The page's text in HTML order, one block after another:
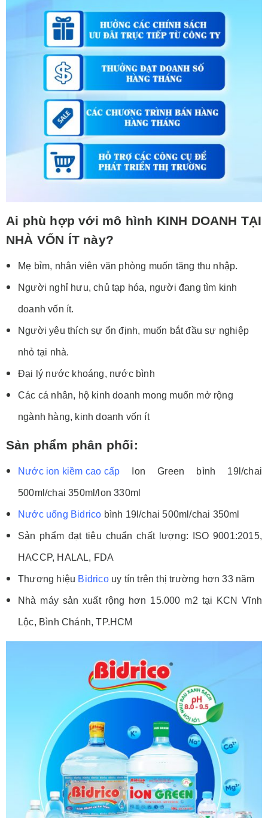
Ai phù hợp với mô hình KINH DOANH TẠI
NHÀ VỐN ÍT này?
Mẹ bỉm, nhân viên văn phòng muốn tăng thu nhập.
Người nghỉ hưu, chủ tạp hóa, người đang tìm kinh
doanh vốn ít.
Người yêu thích sự ổn định, muốn bắt đầu sự nghiệp
nhỏ tại nhà.
Đại lý nước khoáng, nước bình
Các cá nhân, hộ kinh doanh mong muốn mở rộng
ngành hàng, kinh doanh vốn ít
Sản phẩm phân phối:
Nước ion kiềm cao cấp Ion Green bình 19l/chai
500ml/chai 350ml/lon 330ml
Nước uống Bidrico bình 19l/chai 500ml/chai 350ml
Sản phẩm đạt tiêu chuẩn chất lượng: ISO 9001:2015,
HACCP, HALAL, FDA
Thương hiệu Bidricouy tín trên thị trường hơn 33 năm
Nhà máy sản xuất rộng hơn 15.000 m2 tại KCN Vĩnh
Lộc, Bình Chánh, TP.HCM